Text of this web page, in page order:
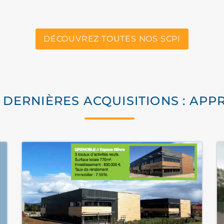
DÉCOUVREZ TOUTES NOS SCPI
DERNIÈRES ACQUISITIONS :